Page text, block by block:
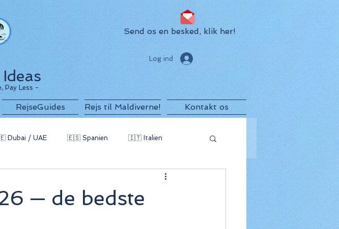
Pay Less -
Send os en besked, klik her!
Log ind
RejseGuides Rejs til Maldiverne! Kontakt os
Dubai / UAE 🇪🇸 Spanien 🇮🇹 Italien
🇲🇺 Mauritius
— de bedste